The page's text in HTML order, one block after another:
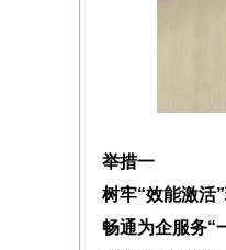
举措一
树牢“效能激活
畅通为企服务“